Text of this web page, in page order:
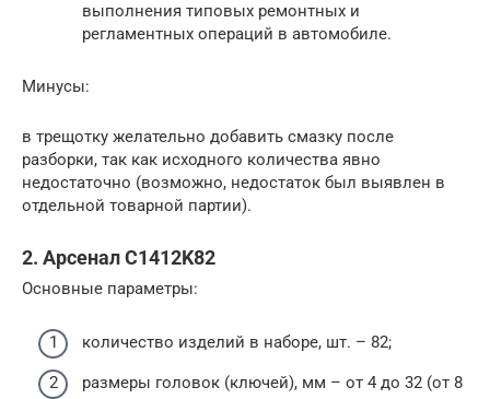
выполнения типовых ремонтных и
регламентных операций в автомобиле.
Минусы:
в трещотку желательно добавить смазку после
разборки, так как исходного количества явно
недостаточно (возможно, недостаток был выявлен в
отдельной товарной партии).
2. Арсенал C1412K82
Основные параметры:
количество изделий в наборе, шт. – 82;
размеры головок (ключей), мм – от 4 до 32 (от 8